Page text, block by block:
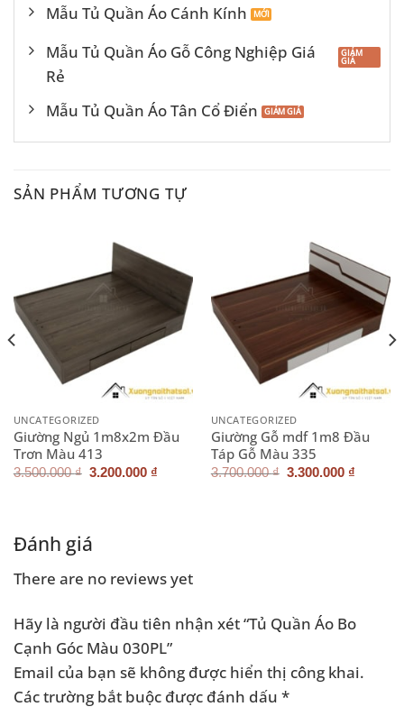
Mẫu Tủ Quần Áo Cánh Kính
Mẫu Tủ Quần Áo Gỗ Công Nghiệp Giá
Rẻ
Mẫu Tủ Quần Áo Tân Cổ Điển
SẢN PHẨM TƯƠNG TỰ
UNCATEGORIZED
Giường Ngủ 1m8x2m Đầu
Trơn Màu 413
3.500.000₫ Giá
3.200.000 ₫
UNCATEGORIZED
Giường Gỗ mdf 1m8 Đầu
Táp Gỗ Màu 335
3.700.000₫ Giá
3.300.000 ₫
Đánh giá
There are no reviews yet
Hãy là người đầu tiên nhận xét “Tủ Quần Áo Bo
Cạnh Góc Màu 030PL”
Email của bạn sẽ không được hiển thị công khai.
Các trường bắt buộc được đánh dấu *